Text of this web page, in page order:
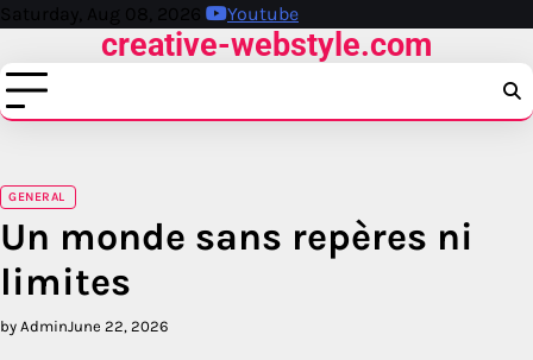
Skip
content
Saturday, Aug 08, 2026 Youtube
creative-webstyle.com
GENERAL
Un monde sans repères ni
limites
by AdminJune 22, 2026